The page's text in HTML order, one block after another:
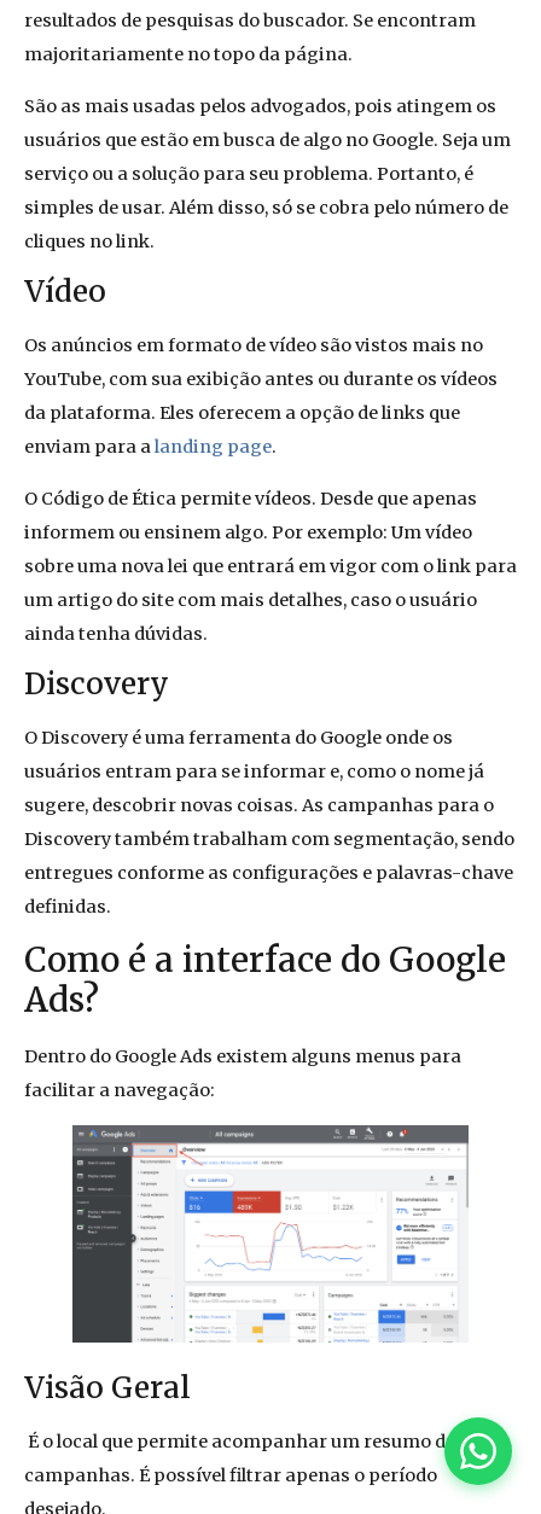
resultados de pesquisas do buscador. Se encontram
majoritariamente no topo da página.
São as mais usadas pelos advogados, pois atingem os
usuários que estão em busca de algo no Google. Seja um
serviço ou a solução para seu problema. Portanto, é
simples de usar. Além disso, só se cobra pelo número de
cliques no link.
Vídeo
Os anúncios em formato de vídeo são vistos mais no
YouTube, com sua exibição antes ou durante os vídeos
da plataforma. Eles oferecem a opção de links que
enviam para alanding page.
O Código de Ética permite vídeos. Desde que apenas
informem ou ensinem algo. Por exemplo: Um vídeo
sobre uma nova lei que entrará em vigor com o link para
um artigo do site com mais detalhes, caso o usuário
ainda tenha dúvidas.
Discovery
O Discovery é uma ferramenta do Google onde os
usuários entram para se informar e, como o nome já
sugere, descobrir novas coisas. As campanhas para o
Discovery também trabalham com segmentação, sendo
entregues conforme as configurações e palavras-chave
definidas.
Como é a interface do Google
Ads?
Dentro do Google Ads existem alguns menus para
facilitar a navegação:
Visão Geral
É o local que permite acompanhar um resumo das
campanhas. É possível filtrar apenas o período
desejado.